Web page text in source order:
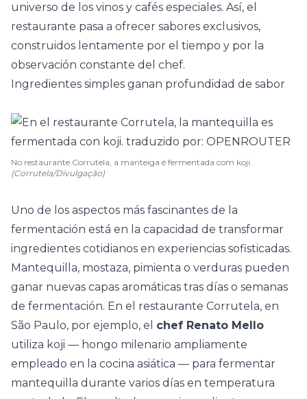
universo de los vinos y cafés especiales. Así, el
restaurante pasa a ofrecer sabores exclusivos,
construidos lentamente por el tiempo y por la
observación constante del chef.
Ingredientes simples ganan profundidad de sabor
No restaurante Corrutela, a manteiga é fermentada com koji.
(Corrutela/Divulgação)
Uno de los aspectos más fascinantes de la
fermentación está en la capacidad de transformar
ingredientes cotidianos en experiencias sofisticadas.
Mantequilla, mostaza, pimienta o verduras pueden
ganar nuevas capas aromáticas tras días o semanas
de fermentación. En el restaurante Corrutela, en
São Paulo, por ejemplo, el chef Renato Mello
utiliza koji — hongo milenario ampliamente
empleado en la cocina asiática — para fermentar
mantequilla durante varios días en temperatura